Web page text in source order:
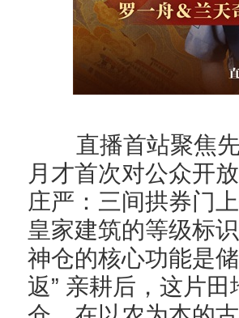
直播首站聚焦
月才首次对公众开
庄严： 三间拱券门
皇家建筑的等级标
神仓的核心功能是
返” 亲耕后，这片田